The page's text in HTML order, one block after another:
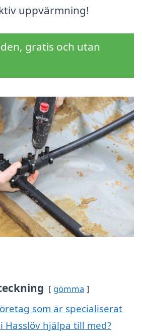
uppvärmning!
gratis och utan
gömma
som är specialiserat
Hasslöv hjälpa till med?